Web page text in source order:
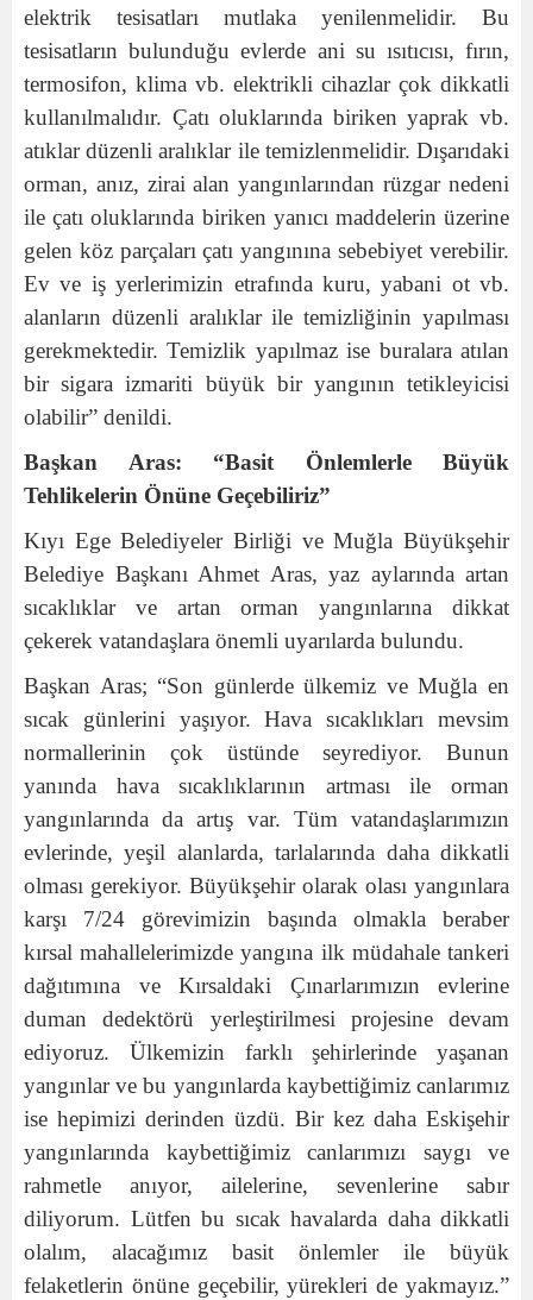
elektrik tesisatları mutlaka yenilenmelidir. Bu
tesisatların bulunduğu evlerde ani su ısıtıcısı, fırın,
termosifon, klima vb. elektrikli cihazlar çok dikkatli
kullanılmalıdır. Çatı oluklarında biriken yaprak vb.
atıklar düzenli aralıklar ile temizlenmelidir. Dışarıdaki
orman, anız, zirai alan yangınlarından rüzgar nedeni
ile çatı oluklarında biriken yanıcı maddelerin üzerine
gelen köz parçaları çatı yangınına sebebiyet verebilir.
Ev ve iş yerlerimizin etrafında kuru, yabani ot vb.
alanların düzenli aralıklar ile temizliğinin yapılması
gerekmektedir. Temizlik yapılmaz ise buralara atılan
bir sigara izmariti büyük bir yangının tetikleyicisi
olabilir” denildi.
Başkan Aras: “Basit Önlemlerle Büyük
Tehlikelerin Önüne Geçebiliriz”
Kıyı Ege Belediyeler Birliği ve Muğla Büyükşehir
Belediye Başkanı Ahmet Aras, yaz aylarında artan
sıcaklıklar ve artan orman yangınlarına dikkat
çekerek vatandaşlara önemli uyarılarda bulundu.
Başkan Aras; “Son günlerde ülkemiz ve Muğla en
sıcak günlerini yaşıyor. Hava sıcaklıkları mevsim
normallerinin çok üstünde seyrediyor. Bunun
yanında hava sıcaklıklarının artması ile orman
yangınlarında da artış var. Tüm vatandaşlarımızın
evlerinde, yeşil alanlarda, tarlalarında daha dikkatli
olması gerekiyor. Büyükşehir olarak olası yangınlara
karşı 7/24 görevimizin başında olmakla beraber
kırsal mahallelerimizde yangına ilk müdahale tankeri
dağıtımına ve Kırsaldaki Çınarlarımızın evlerine
duman dedektörü yerleştirilmesi projesine devam
ediyoruz. Ülkemizin farklı şehirlerinde yaşanan
yangınlar ve bu yangınlarda kaybettiğimiz canlarımız
ise hepimizi derinden üzdü. Bir kez daha Eskişehir
yangınlarında kaybettiğimiz canlarımızı saygı ve
rahmetle anıyor, ailelerine, sevenlerine sabır
diliyorum. Lütfen bu sıcak havalarda daha dikkatli
olalım, alacağımız basit önlemler ile büyük
felaketlerin önüne geçebilir, yürekleri de yakmayız.”